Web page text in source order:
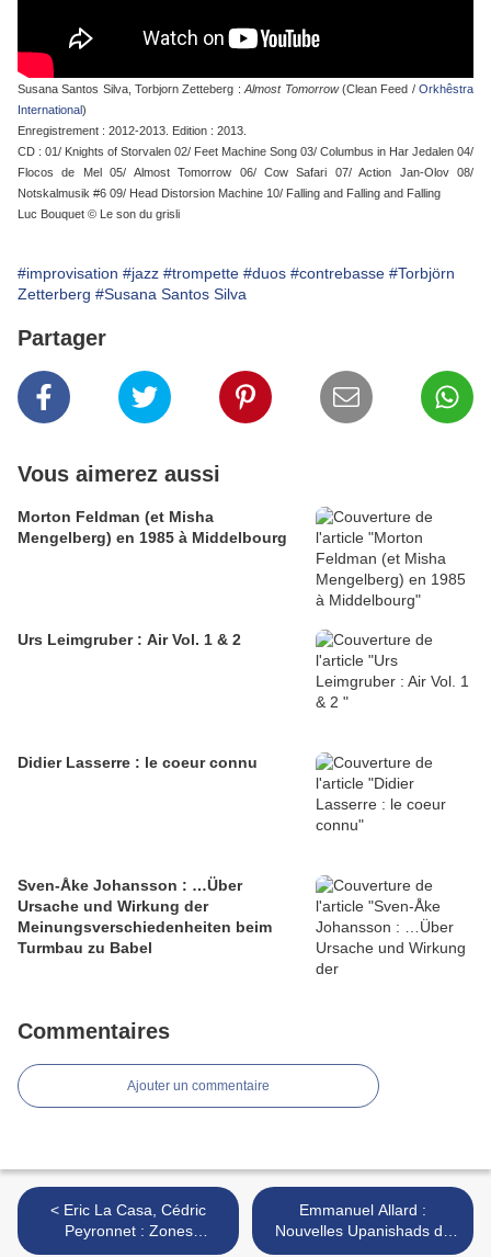
Susana Santos Silva, Torbjorn Zetteberg :Almost Tomorrow(Clean Feed /Orkhêstra
International)
Enregistrement : 2012-2013. Edition : 2013.
CD : 01/ Knights of Storvalen 02/ Feet Machine Song 03/ Columbus in Har Jedalen 04/
Flocos de Mel 05/ Almost Tomorrow 06/ Cow Safari 07/ Action Jan-Olov 08/
Notskalmusik #6 09/ Head Distorsion Machine 10/ Falling and Falling and Falling
Luc Bouquet © Le son du grisli
#improvisation #jazz #trompette #duos #contrebasse #Torbjörn
Zetterberg #Susana Santos Silva
Partager
Vous aimerez aussi
Morton Feldman (et Misha
Mengelberg) en 1985 à Middelbourg
Urs Leimgruber : Air Vol. 1 & 2
Didier Lasserre : le coeur connu
Sven-Åke Johansson : …Über
Ursache und Wirkung der
Meinungsverschiedenheiten beim
Turmbau zu Babel
Commentaires
Ajouter un commentaire
< Eric La Casa, Cédric
Peyronnet : Zones
portuaires (Herbal
Emmanuel Allard :
Nouvelles Upanishads du
Yoga (Baskaru, 2013) >